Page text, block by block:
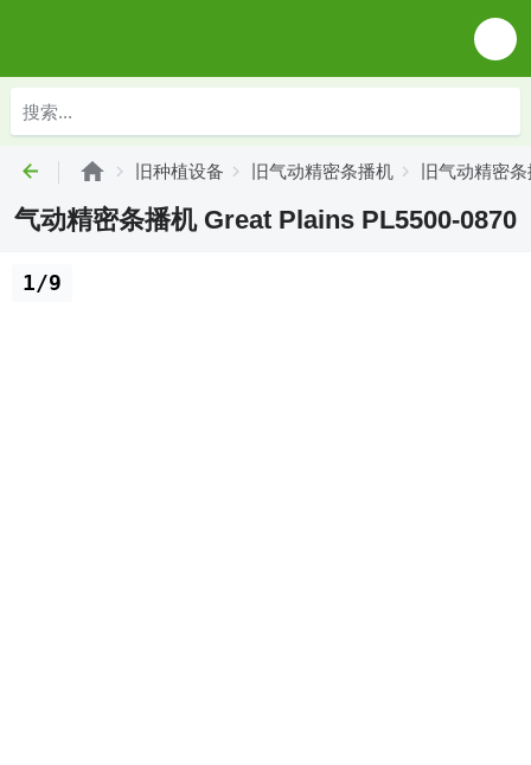
旧种植设备 旧气动精密条播机 旧气动精密
气动精密条播机 Great Plains PL5500-0870
1/9